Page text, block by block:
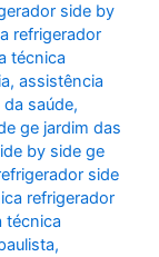
side by
refrigerador
técnica
,assistência
saúde,
ge jardim das
by side ge
side
refrigerador
técnica
,